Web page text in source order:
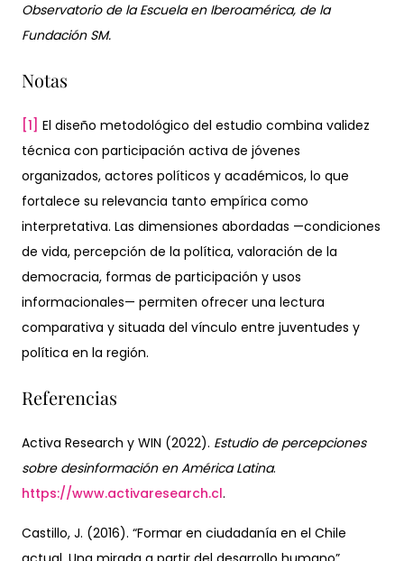
Observatorio de la Escuela en Iberoamérica, de la
Fundación SM.
Notas
[1] El diseño metodológico del estudio combina validez
técnica con participación activa de jóvenes
organizados, actores políticos y académicos, lo que
fortalece su relevancia tanto empírica como
interpretativa. Las dimensiones abordadas —condiciones
de vida, percepción de la política, valoración de la
democracia, formas de participación y usos
informacionales— permiten ofrecer una lectura
comparativa y situada del vínculo entre juventudes y
política en la región.
Referencias
Activa Research y WIN (2022). Estudio de percepciones
sobre desinformación en América Latina.
https://www.activaresearch.cl.
Castillo, J. (2016). “Formar en ciudadanía en el Chile